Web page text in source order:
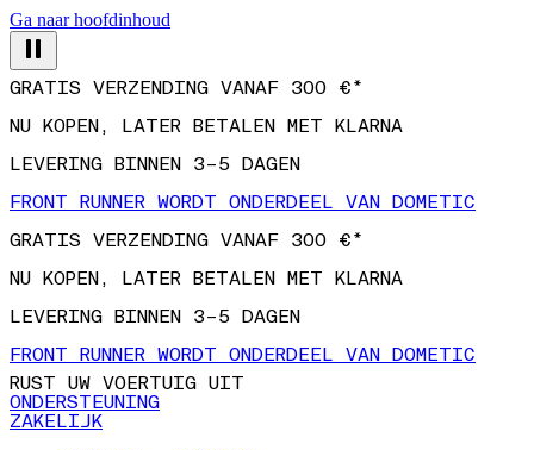
Ga naar hoofdinhoud
GRATIS VERZENDING VANAF 300 €*
NU KOPEN, LATER BETALEN MET KLARNA
LEVERING BINNEN 3–5 DAGEN
FRONT RUNNER WORDT ONDERDEEL VAN DOMETIC
GRATIS VERZENDING VANAF 300 €*
NU KOPEN, LATER BETALEN MET KLARNA
LEVERING BINNEN 3–5 DAGEN
FRONT RUNNER WORDT ONDERDEEL VAN DOMETIC
RUST UW VOERTUIG UIT
ONDERSTEUNING
ZAKELIJK